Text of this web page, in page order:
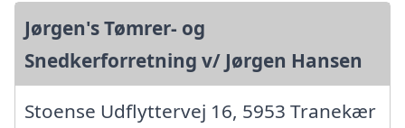
Jørgen's Tømrer- og
Snedkerforretning v/ Jørgen Hansen
Stoense Udflyttervej 16, 5953 Tranekær